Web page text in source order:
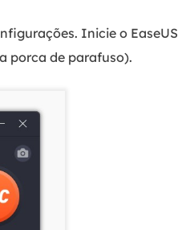
Inicie o EaseUS
porca de parafuso).